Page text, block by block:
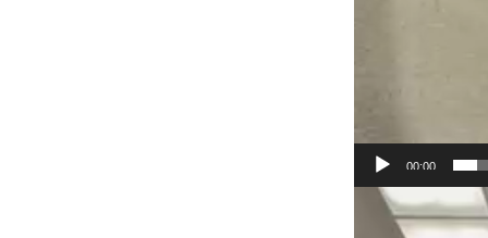
00:00
Видеоплеер